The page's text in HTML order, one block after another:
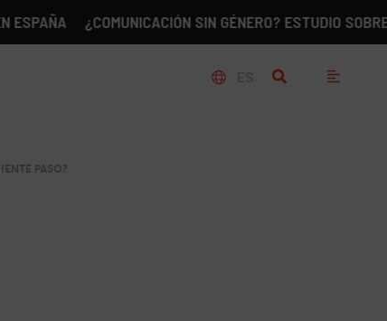
¿COMUNICACIÓN SIN GÉNERO? ESTUDIO SOBRE LA
PASO?